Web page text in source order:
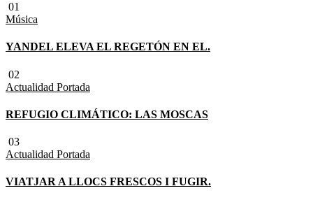
01
Música
YANDEL ELEVA EL REGETÓN EN EL.
02
Actualidad Portada
REFUGIO CLIMÁTICO: LAS MOSCAS
03
Actualidad Portada
VIATJAR A LLOCS FRESCOS I FUGIR.